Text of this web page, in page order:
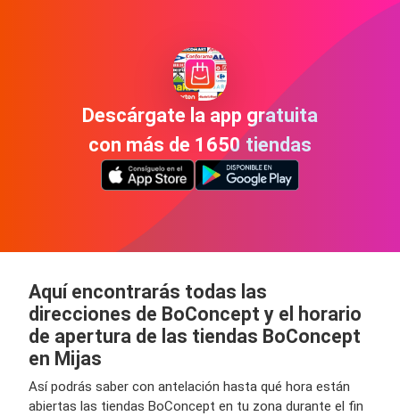
Descárgate la app gratuita
con más de 1650 tiendas
Aquí encontrarás todas las
direcciones de BoConcept y el horario
de apertura de las tiendas BoConcept
en Mijas
Así podrás saber con antelación hasta qué hora están
abiertas las tiendas BoConcept en tu zona durante el fin